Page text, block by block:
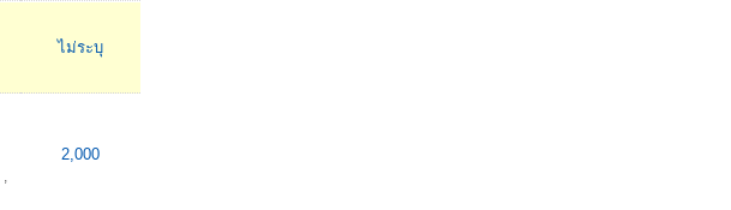
ไม่ระบุ
,
2,000